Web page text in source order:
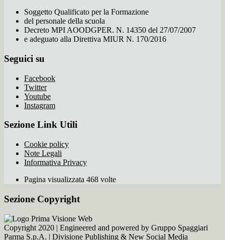
Soggetto Qualificato per la Formazione
del personale della scuola
Decreto MPI AOODGPER. N. 14350 del 27/07/2007
e adeguato alla Direttiva MIUR N. 170/2016
Seguici su
Facebook
Twitter
Youtube
Instagram
Sezione Link Utili
Cookie policy
Note Legali
Informativa Privacy
Pagina visualizzata 468 volte
Sezione Copyright
Copyright 2020 | Engineered and powered by Gruppo Spaggiari
Parma S.p.A. | Divisione Publishing & New Social Media